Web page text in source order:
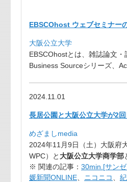
EBSCOhost ウェブセミナー
大阪公立大学
EBSCOhostとは、雑誌論文・
Business Sourceシリーズ、
2024.11.01
長居公園と大阪公立大学が2
めざましmedia
2024年11月9日（土） 大阪府
WPC）と 大阪公立大学商学部
※ 関連の記事： 30min.[サン
媛新聞ONLINE
ニコニコ